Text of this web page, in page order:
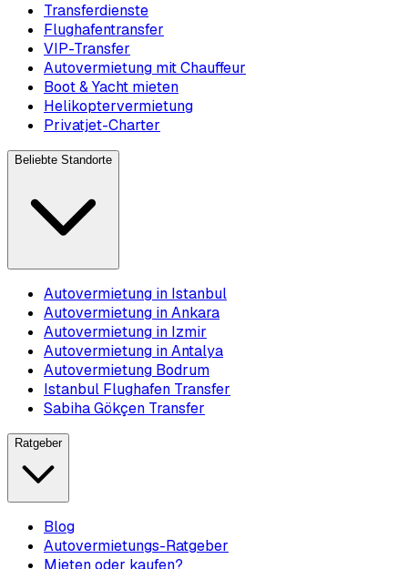
Transferdienste
Flughafentransfer
VIP-Transfer
Autovermietung mit Chauffeur
Boot & Yacht mieten
Helikoptervermietung
Privatjet-Charter
Beliebte Standorte
Autovermietung in Istanbul
Autovermietung in Ankara
Autovermietung in Izmir
Autovermietung in Antalya
Autovermietung Bodrum
Istanbul Flughafen Transfer
Sabiha Gökçen Transfer
Ratgeber
Blog
Autovermietungs-Ratgeber
Mieten oder kaufen?